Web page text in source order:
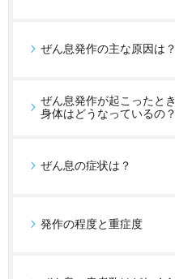
ぜん息発作の主な原因は？
ぜん息発作が起こったとき
身体はどうなっているの？
ぜん息の症状は？
発作の程度と重症度